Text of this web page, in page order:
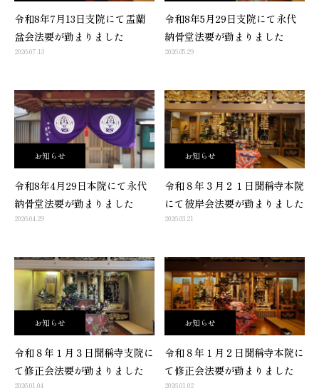
令和8年7月13日支院にて盂蘭
盆会法要が勤まりました
2026.07.13
令和8年5月29日支院にて永代
納骨堂法要が勤まりました
2026.05.29
お知らせ
令和8年4月29日本院にて永代
納骨堂法要が勤まりました
2026.04.29
お知らせ
令和８年３月２１日聞稱寺本院
にて彼岸会法要が勤まりました
2026.03.21
お知らせ
令和８年１月３日聞稱寺支院に
て修正会法要が勤まりました
2026.01.04
お知らせ
令和８年１月２日聞稱寺本院に
て修正会法要が勤まりました
2026.01.02